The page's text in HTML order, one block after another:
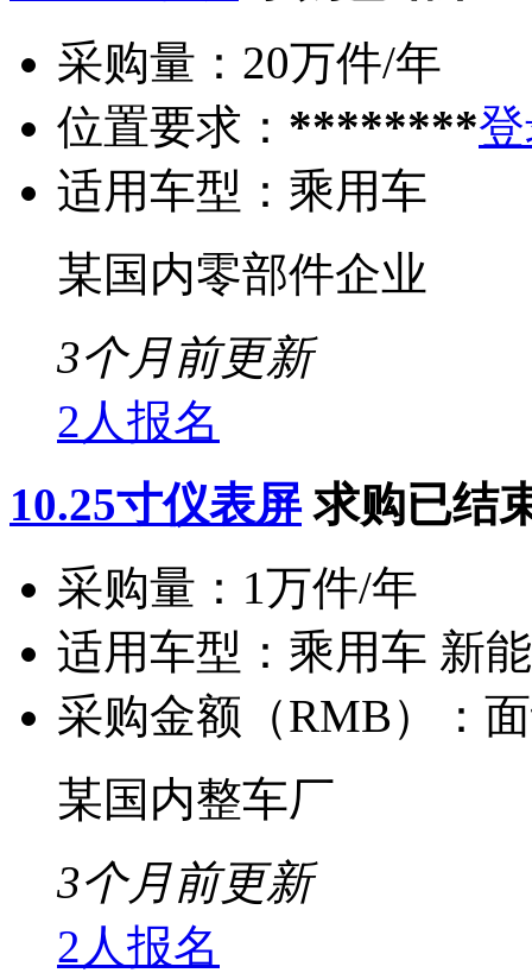
采购量： 20万件/年
位置要求： ********
适用车型： 乘用车
某国内零部件企业
3个月前更新
2人报名
10.25寸仪表屏 求购已结
采购量： 1万件/年
适用车型： 乘用车 新
采购金额（RMB）：
某国内整车厂
3个月前更新
2人报名